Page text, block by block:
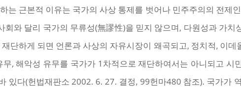
는 근본적 이유는 국가의 사상 통제를 벗어나 민주주의의 전제
회와 달리 국가의 무류성(無謬性)을 믿지 않으며, 다원성과 가
단하게 되면 언론과 사상의 자유시장이 왜곡되고, 정치적, 이
, 해악성 유무를 국가가 1차적으로 재단하여서는 아니되고
있다(헌법재판소 2002. 6. 27. 결정, 99헌마480 참조). 국가가